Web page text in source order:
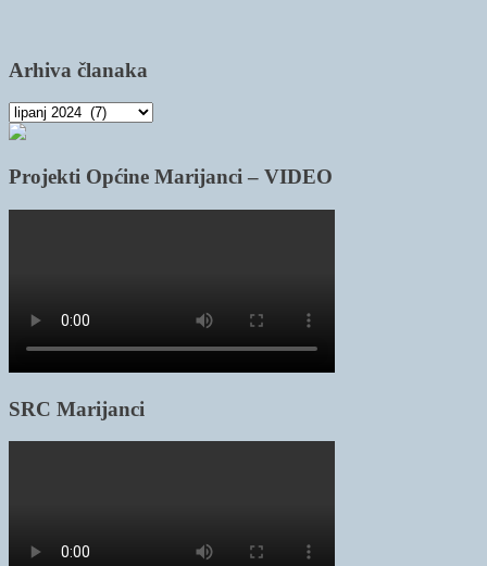
Arhiva članaka
Arhiva
članaka
Projekti Općine Marijanci – VIDEO
SRC Marijanci